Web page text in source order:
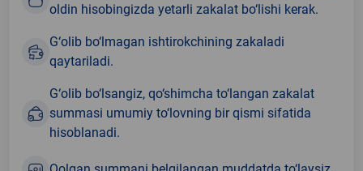
oldin hisobingizda yetarli zakalat bo‘lishi kerak.
G‘olib bo‘lmagan ishtirokchining zakaladi
qaytariladi.
G‘olib bo‘lsangiz, qo‘shimcha to‘langan zakalat
summasi umumiy to‘lovning bir qismi sifatida
hisoblanadi.